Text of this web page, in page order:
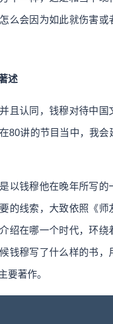
么会因为如此就伤害或
述
且认同，钱穆对待中国
80讲的节目当中，我会
以钱穆他在晚年所写的
的线索，大致依照《师
绍在哪一个时代，环绕
钱穆写了什么样的书，
要著作。